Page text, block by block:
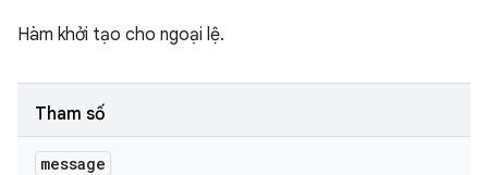
Hàm khởi tạo cho ngoại lệ.
Tham số
message